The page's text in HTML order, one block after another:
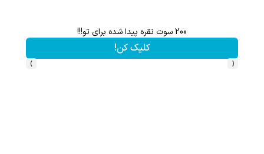
200 سوت نقره پیدا شده برای تو!!!
کلیک کن!
‹
›